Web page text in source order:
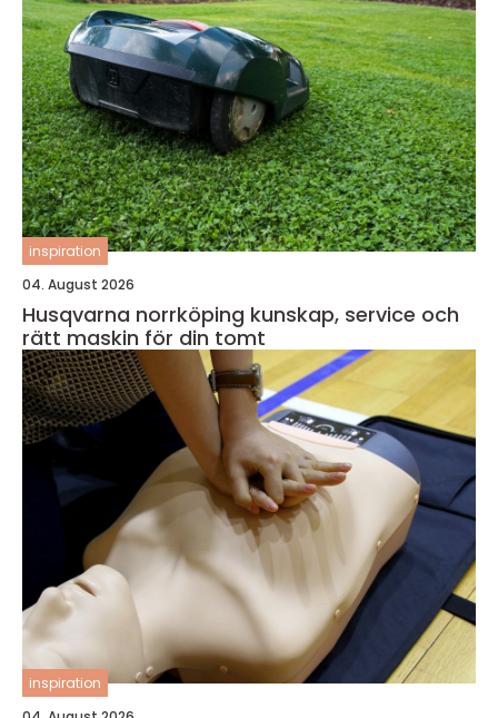
inspiration
04. August 2026
Husqvarna norrköping kunskap, service och
rätt maskin för din tomt
inspiration